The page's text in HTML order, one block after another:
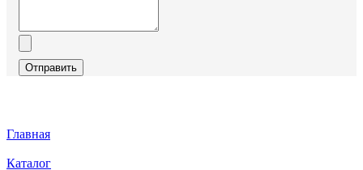
Отправить
Главная
Каталог